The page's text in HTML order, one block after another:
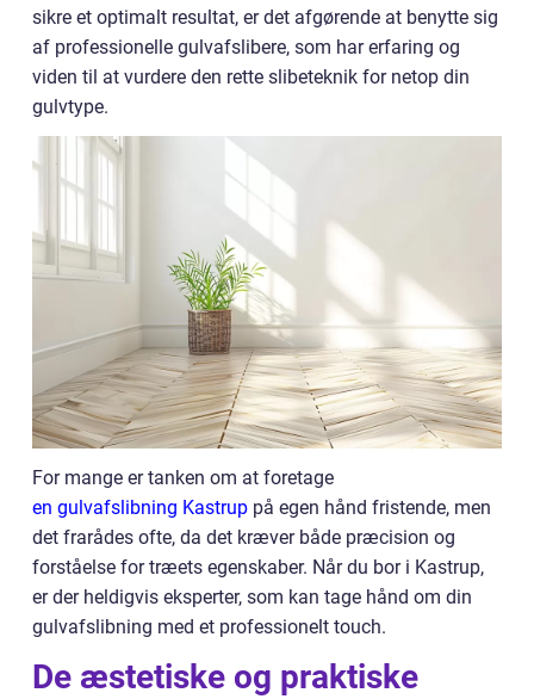
sikre et optimalt resultat, er det afgørende at benytte sig
af professionelle gulvafslibere, som har erfaring og
viden til at vurdere den rette slibeteknik for netop din
gulvtype.
For mange er tanken om at foretage
en gulvafslibning Kastrup på egen hånd fristende, men
det frarådes ofte, da det kræver både præcision og
forståelse for træets egenskaber. Når du bor i Kastrup,
er der heldigvis eksperter, som kan tage hånd om din
gulvafslibning med et professionelt touch.
De æstetiske og praktiske